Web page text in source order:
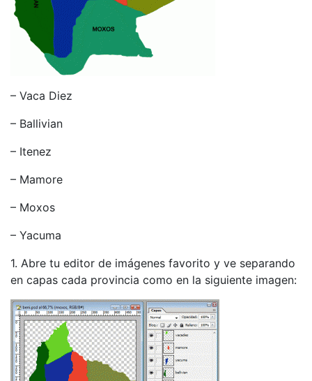
– Vaca Diez
– Ballivian
– Itenez
– Mamore
– Moxos
– Yacuma
1. Abre tu editor de imágenes favorito y ve separando
en capas cada provincia como en la siguiente imagen: